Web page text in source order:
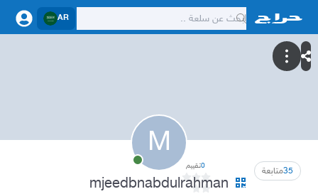
AR
M
35متابعة 0تقييم
mjeedbnabdulrahman